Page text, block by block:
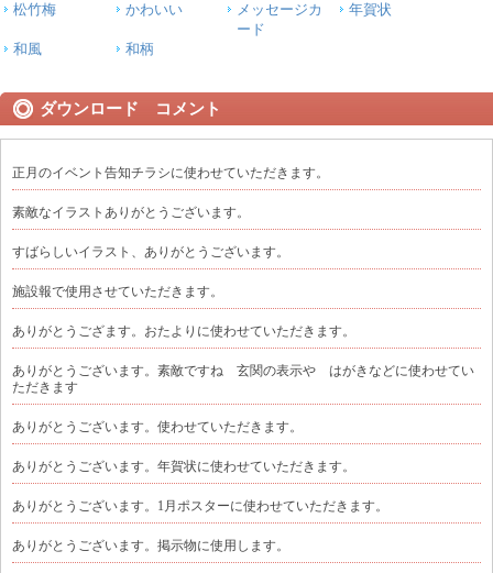
松竹梅 かわいい
メッセージカ
ード
年賀状
和風 和柄
ダウンロード コメント
正月のイベント告知チラシに使わせていただきます。
素敵なイラストありがとうございます。
すばらしいイラスト、ありがとうございます。
施設報で使用させていただきます。
ありがとうござます。おたよりに使わせていただきます。
ありがとうございます。素敵ですね 玄関の表示や はがきなどに使わせてい
ただきます
ありがとうございます。使わせていただきます。
ありがとうございます。年賀状に使わせていただきます。
ありがとうございます。1月ポスターに使わせていただきます。
ありがとうございます。掲示物に使用します。